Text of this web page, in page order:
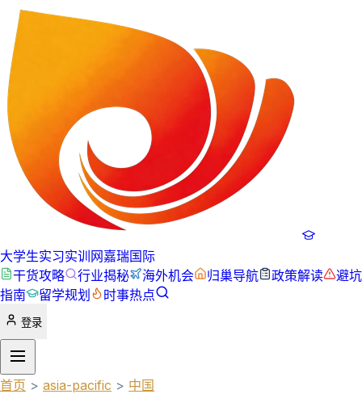
大学生实习实训网嘉瑞国际
干货攻略
行业揭秘 海外机会 归巢导航 政策解读
避坑
指南
留学规划 时事热点
登录
首页 > asia-pacific > 中国